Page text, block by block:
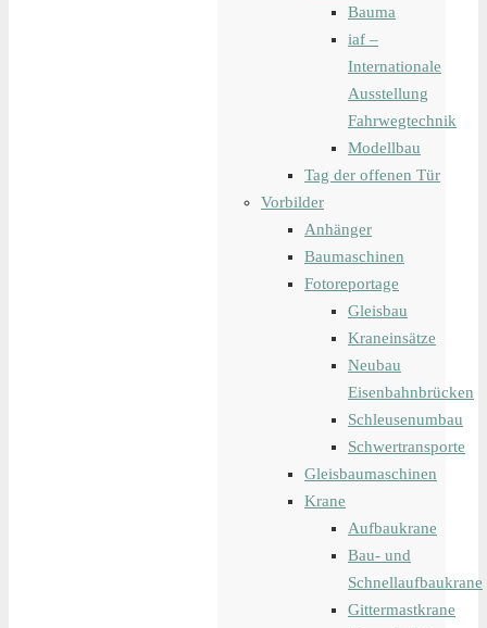
Bauma
iaf –
Internationale
Ausstellung
Fahrwegtechnik
Modellbau
Tag der offenen Tür
Vorbilder
Anhänger
Baumaschinen
Fotoreportage
Gleisbau
Kraneinsätze
Neubau
Eisenbahnbrücken
Schleusenumbau
Schwertransporte
Gleisbaumaschinen
Krane
Aufbaukrane
Bau- und
Schnellaufbaukrane
Gittermastkrane